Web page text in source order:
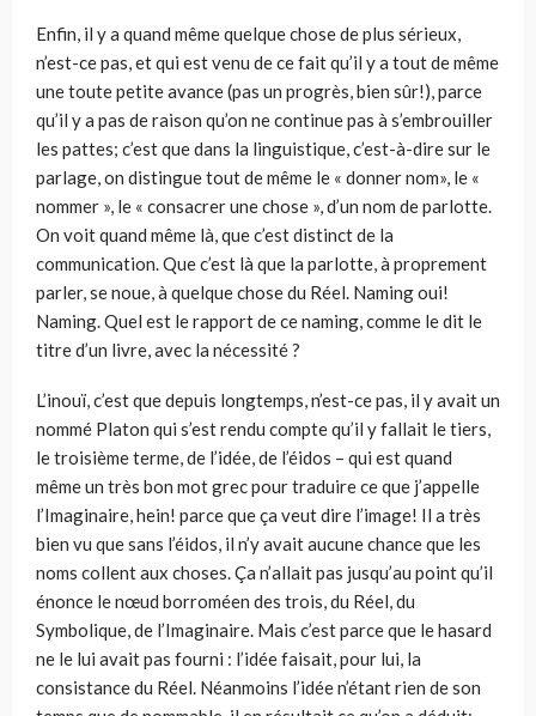
Enfin, il y a quand même quelque chose de plus sérieux,
n’est-ce pas, et qui est venu de ce fait qu’il y a tout de même
une toute petite avance (pas un progrès, bien sûr!), parce
qu’il y a pas de raison qu’on ne continue pas à s’embrouiller
les pattes; c’est que dans la linguistique, c’est-à-dire sur le
parlage, on distingue tout de même le « donner nom», le «
nommer », le « consacrer une chose », d’un nom de parlotte.
On voit quand même là, que c’est distinct de la
communication. Que c’est là que la parlotte, à proprement
parler, se noue, à quelque chose du Réel. Naming oui!
Naming. Quel est le rapport de ce naming, comme le dit le
titre d’un livre, avec la nécessité ?
L’inouï, c’est que depuis longtemps, n’est-ce pas, il y avait un
nommé Platon qui s’est rendu compte qu’il y fallait le tiers,
le troisième terme, de l’idée, de l’éidos – qui est quand
même un très bon mot grec pour traduire ce que j’appelle
l’Imaginaire, hein! parce que ça veut dire l’image! Il a très
bien vu que sans l’éidos, il n’y avait aucune chance que les
noms collent aux choses. Ça n’allait pas jusqu’au point qu’il
énonce le nœud borroméen des trois, du Réel, du
Symbolique, de l’Imaginaire. Mais c’est parce que le hasard
ne le lui avait pas fourni : l’idée faisait, pour lui, la
consistance du Réel. Néanmoins l’idée n’étant rien de son